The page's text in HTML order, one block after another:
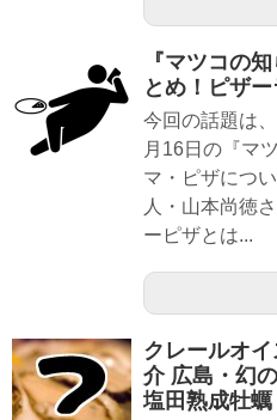
『マツコの
とめ！ピザ
今回の話題は
月16日の『マ
マ・ピザにつ
人・山本尚徳
ーピザとは...
クレールオ
介 広島・幻
塩田熟成牡蠣